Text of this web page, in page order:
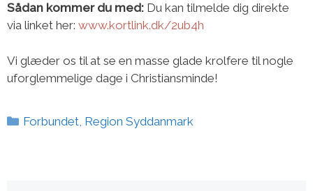
Sådan kommer du med: Du kan tilmelde dig direkte
via linket her: www.kortlink.dk/2ub4h
Vi glæder os til at se en masse glade krolfere til nogle
uforglemmelige dage i Christiansminde!
Kategorier
Forbundet Region Syddanmark